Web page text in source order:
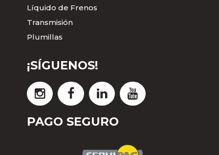
Líquido de Frenos
Transmisión
Plumillas
¡SÍGUENOS!
PAGO SEGURO